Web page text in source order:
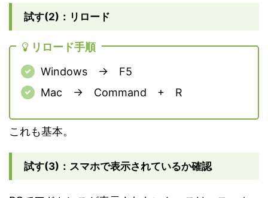
試す(2)：リロード
リロード手順
Windows → F5
Mac → Command + R
これも基本。
試す(3)：スマホで表示されているか確認